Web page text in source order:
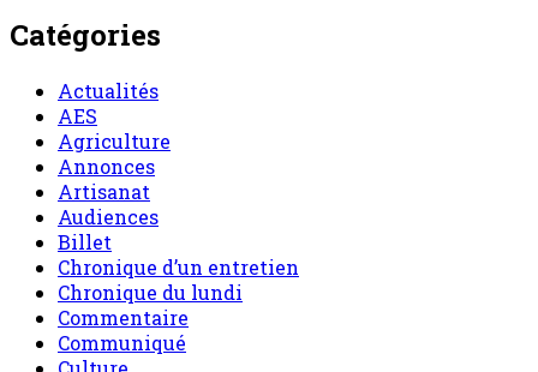
Catégories
Actualités
AES
Agriculture
Annonces
Artisanat
Audiences
Billet
Chronique d’un entretien
Chronique du lundi
Commentaire
Communiqué